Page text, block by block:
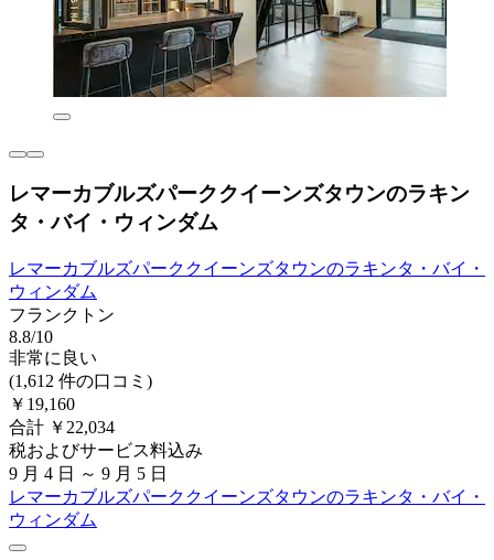
レマーカブルズパーククイーンズタウンのラキン
タ・バイ・ウィンダム
レマーカブルズパーククイーンズタウンのラキンタ・バイ・
ウィンダム
フランクトン
8.8/10
非常に良い
(1,612 件の口コミ)
￥19,160
合計 ￥22,034
税およびサービス料込み
9 月 4 日 ～ 9 月 5 日
レマーカブルズパーククイーンズタウンのラキンタ・バイ・
ウィンダム